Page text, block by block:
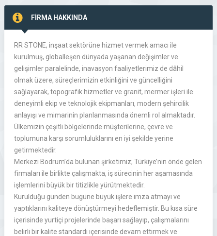
FİRMA HAKKINDA
RR STONE, inşaat sektörüne hizmet vermek amacı ile
kurulmuş, globalleşen dünyada yaşanan değişimler ve
gelişimler paralelinde, inavasyon faaliyetlerimiz de dâhil
olmak üzere, süreçlerimizin etkinliğini ve güncelliğini
sağlayarak, topografik hizmetler ve granit, mermer işleri ile
deneyimli ekip ve teknolojik ekipmanları, modern şehircilik
anlayışı ve mimarinin planlanmasında önemli rol almaktadır.
Ülkemizin çeşitli bölgelerinde müşterilerine, çevre ve
toplumuna karşı sorumluluklarını en iyi şekilde yerine
getirmektedir.
Merkezi Bodrum’da bulunan şirketimiz; Türkiye’nin önde gelen
firmaları ile birlikte çalışmakta, iş sürecinin her aşamasında
işlemlerini büyük bir titizlikle yürütmektedir.
Kurulduğu günden bugüne büyük işlere imza atmayı ve
yaptıklarını kaliteye dönüştürmeyi hedeflemiştir. Bu kısa süre
içerisinde yurtiçi projelerinde başarı sağlayıp, çalışmalarını
belirli bir kalite standardı içerisinde devam ettirmek ve